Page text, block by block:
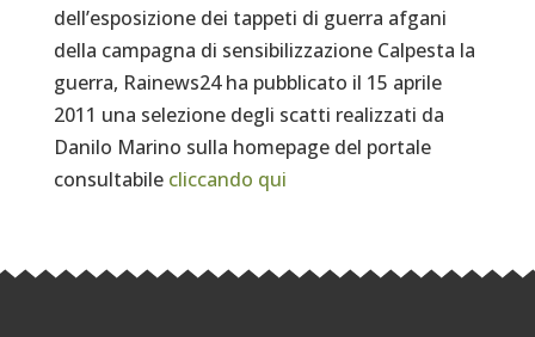
dell’esposizione dei tappeti di guerra afgani
della campagna di sensibilizzazione Calpesta la
guerra, Rainews24 ha pubblicato il 15 aprile
2011 una selezione degli scatti realizzati da
Danilo Marino sulla homepage del portale
consultabile cliccando qui